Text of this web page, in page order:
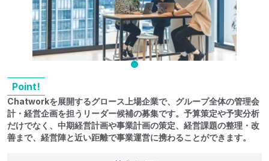
Point!
Chatworkを展開するグロース上場企業で、グループ全体の管理会
計・経営企画を担うリーダー候補の募集です。予算策定や予実分析
だけでなく、中期経営計画や事業計画の策定、経営課題の整理・改
善まで、経営陣と近い距離で事業運営に携わることができます。